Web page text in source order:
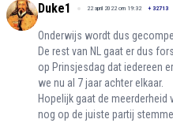
Duke1 22 april 2022 om 19:32 + 32713
Onderwijs wordt dus
De rest van NL gaat er dus
op Prinsjesdag dat iedereen
we nu al 7 jaar achter elkaar.
Hopelijk gaat de meerderheid
nog op de juiste partij